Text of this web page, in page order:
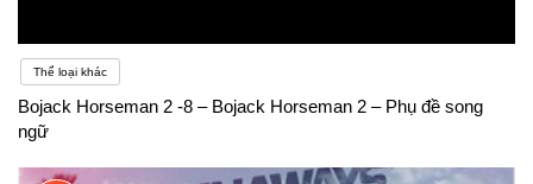
Thể loại khác
Bojack Horseman 2 -8 – Bojack Horseman 2 – Phụ đề song
ngữ